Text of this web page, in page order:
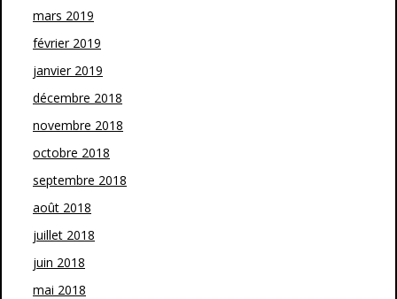
mars 2019
février 2019
janvier 2019
décembre 2018
novembre 2018
octobre 2018
septembre 2018
août 2018
juillet 2018
juin 2018
mai 2018